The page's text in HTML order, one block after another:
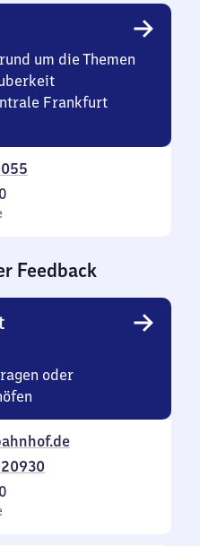
um die Themen
Frankfurt
Feedback
oder